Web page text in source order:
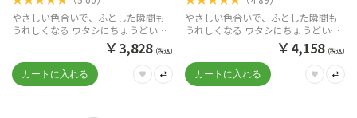
やさしい色合いで、ふとした瞬間も
うれしくなる ワタシにちょうどいい
￥3,828 (税込)
やさしい色合いで、ふとした瞬間も
うれしくなる ワタシにちょうどいい
￥4,158 (税込)